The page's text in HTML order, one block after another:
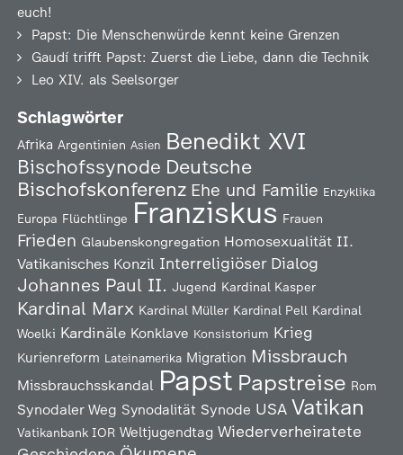
euch!
Papst: Die Menschenwürde kennt keine Grenzen
Gaudí trifft Papst: Zuerst die Liebe, dann die Technik
Leo XIV. als Seelsorger
Schlagwörter
Afrika Argentinien Asien Benedikt XVI
Bischofssynode Deutsche
Bischofskonferenz Ehe und Familie Enzyklika
Europa Flüchtlinge Franziskus Frauen
Frieden Glaubenskongregation Homosexualität II.
Vatikanisches Konzil Interreligiöser Dialog
Johannes Paul II. Jugend Kardinal Kasper
Kardinal Marx Kardinal Müller Kardinal Pell Kardinal
Woelki Kardinäle Konklave Konsistorium Krieg
Kurienreform Lateinamerika Migration Missbrauch
Missbrauchsskandal Papst Papstreise Rom
Synodaler Weg Synodalität Synode USA Vatikan
Vatikanbank IOR Weltjugendtag Wiederverheiratete